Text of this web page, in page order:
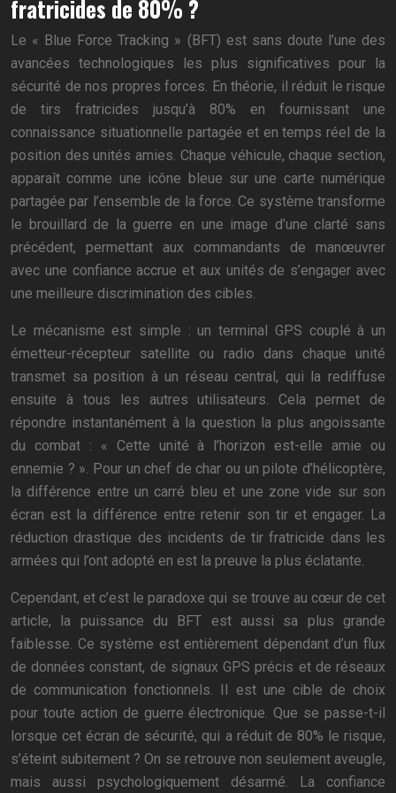
fratricides de 80% ?
Le « Blue Force Tracking » (BFT) est sans doute l’une des
avancées technologiques les plus significatives pour la
sécurité de nos propres forces. En théorie, il réduit le risque
de tirs fratricides jusqu’à 80% en fournissant une
connaissance situationnelle partagée et en temps réel de la
position des unités amies. Chaque véhicule, chaque section,
apparaît comme une icône bleue sur une carte numérique
partagée par l’ensemble de la force. Ce système transforme
le brouillard de la guerre en une image d’une clarté sans
précédent, permettant aux commandants de manœuvrer
avec une confiance accrue et aux unités de s’engager avec
une meilleure discrimination des cibles.
Le mécanisme est simple : un terminal GPS couplé à un
émetteur-récepteur satellite ou radio dans chaque unité
transmet sa position à un réseau central, qui la rediffuse
ensuite à tous les autres utilisateurs. Cela permet de
répondre instantanément à la question la plus angoissante
du combat : « Cette unité à l’horizon est-elle amie ou
ennemie ? ». Pour un chef de char ou un pilote d’hélicoptère,
la différence entre un carré bleu et une zone vide sur son
écran est la différence entre retenir son tir et engager. La
réduction drastique des incidents de tir fratricide dans les
armées qui l’ont adopté en est la preuve la plus éclatante.
Cependant, et c’est le paradoxe qui se trouve au cœur de cet
article, la puissance du BFT est aussi sa plus grande
faiblesse. Ce système est entièrement dépendant d’un flux
de données constant, de signaux GPS précis et de réseaux
de communication fonctionnels. Il est une cible de choix
pour toute action de guerre électronique. Que se passe-t-il
lorsque cet écran de sécurité, qui a réduit de 80% le risque,
s’éteint subitement ? On se retrouve non seulement aveugle,
mais aussi psychologiquement désarmé. La confiance